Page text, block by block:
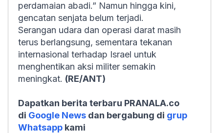
perdamaian abadi.” Namun hingga kini,
gencatan senjata belum terjadi.
Serangan udara dan operasi darat masih
terus berlangsung, sementara tekanan
internasional terhadap Israel untuk
menghentikan aksi militer semakin
meningkat. (RE/ANT)
Dapatkan berita terbaru PRANALA.co
di Google News dan bergabung di grup
Whatsapp kami